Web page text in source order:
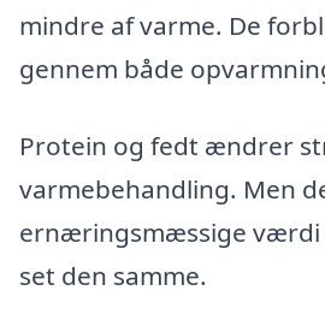
mindre af varme. De
gennem både
Protein og fedt ændrer
varmebehandling. Men
ernæringsmæssige
set den samme.